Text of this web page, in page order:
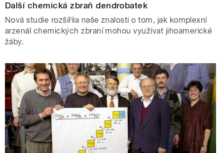
Další chemická zbraň dendrobatek
Nová studie rozšířila naše znalosti o tom, jak komplexní
arzenál chemických zbraní mohou využívat jihoamerické
žáby.